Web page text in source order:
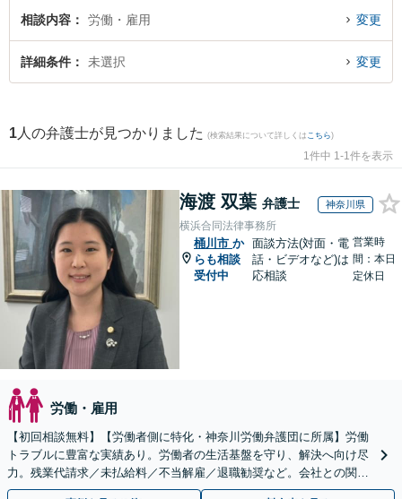
相談予約したい』などでお困りの相談者さんにおすすめです。
相談内容 労働・雇用 変更
詳細条件 未選択 変更
1 人の弁護士が見つかりました (検索結果について詳しくは こちら)
1件中 1-1件を表示
海渡 双葉 弁護士 神奈川県
横浜合同法律事務所
桶川市 か
らも相談
受付中
面談方法(対面・電
話・ビデオなど)は
応相談
営業時
間：本日
定休日
労働・雇用
【初回相談無料】【労働者側に特化・神奈川労働弁護団に所属】労働
トラブルに豊富な実績あり。労働者の生活基盤を守り、解決へ向け尽
力。残業代請求／未払給料／不当解雇／退職勧奨など。会社との関係
性も考慮し、ご意向を尊重しながら丁寧に対応いたします